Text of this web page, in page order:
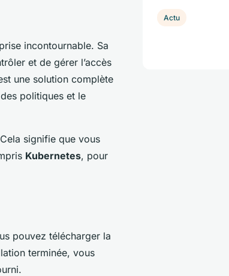
incontournable. Sa
et de gérer l’accès
une solution complète
politiques et le
signifie que vous
Kubernetes, pour
pouvez télécharger la
terminée, vous
Actu